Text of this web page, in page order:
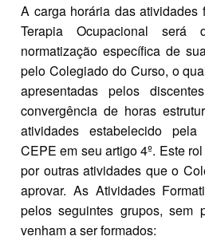
A carga horária das atividades
Terapia Ocupacional
normatização específica de
pelo Colegiado do Curso, o
apresentadas pelos
convergência de horas
atividades estabelecido
CEPE em seu artigo 4º. Este
por outras atividades que o
aprovar. As Atividades
pelos seguintes grupos, sem
venham a ser formados: